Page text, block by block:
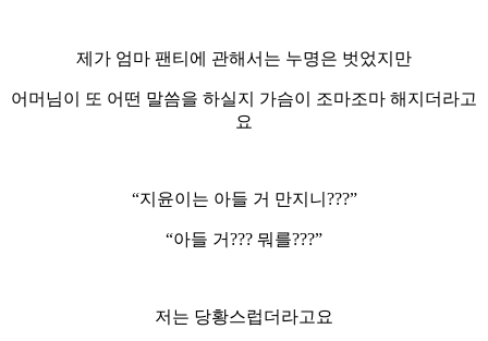
제가 엄마 팬티에 관해서는 누명은 벗었지만
어머님이 또 어떤 말씀을 하실지 가슴이 조마조마 해지더라고
요
“지윤이는 아들 거 만지니???”
“아들 거??? 뭐를???”
저는 당황스럽더라고요